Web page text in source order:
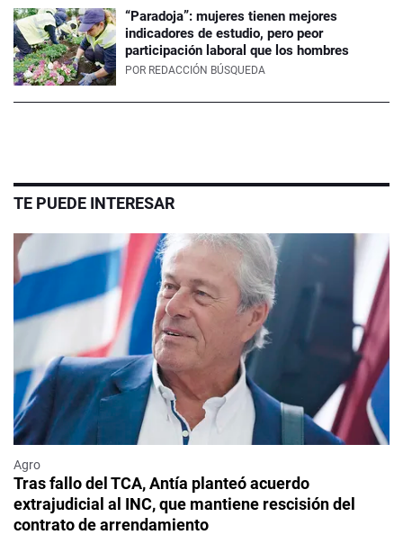
“Paradoja”: mujeres tienen mejores
indicadores de estudio, pero peor
participación laboral que los hombres
POR REDACCIÓN BÚSQUEDA
TE PUEDE INTERESAR
Agro
Tras fallo del TCA, Antía planteó acuerdo
extrajudicial al INC, que mantiene rescisión del
contrato de arrendamiento